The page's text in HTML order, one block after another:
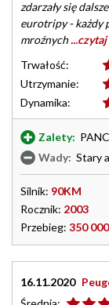
zdarzały się
eurotripy - każdy
mroźnych...czytaj
Trwałość:
Utrzymanie:
Dynamika:
Zalety:
Wady: Stary
Silnik: 90KM
Rocznik: 2003
Przebieg: 350 000
16.11.2020